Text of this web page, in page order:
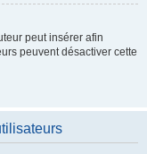
peut insérer afin
peuvent désactiver cette